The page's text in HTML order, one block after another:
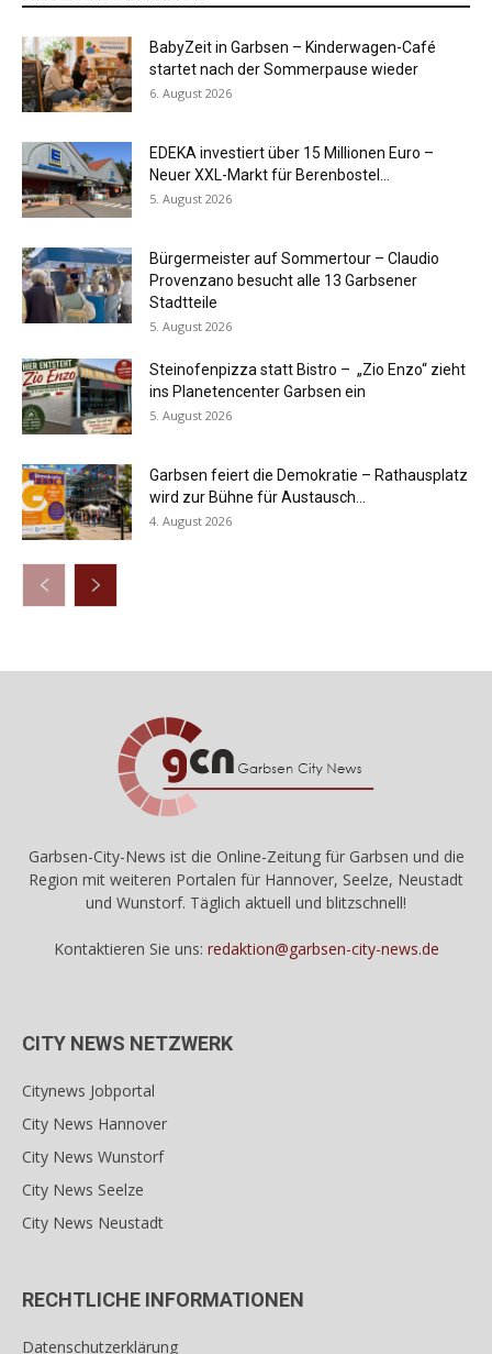
BabyZeit in Garbsen – Kinderwagen-Café
startet nach der Sommerpause wieder
6. August 2026
EDEKA investiert über 15 Millionen Euro –
Neuer XXL-Markt für Berenbostel...
5. August 2026
Bürgermeister auf Sommertour – Claudio
Provenzano besucht alle 13 Garbsener
Stadtteile
5. August 2026
Steinofenpizza statt Bistro – „Zio Enzo“ zieht
ins Planetencenter Garbsen ein
5. August 2026
Garbsen feiert die Demokratie – Rathausplatz
wird zur Bühne für Austausch...
4. August 2026
Garbsen-City-News ist die Online-Zeitung für Garbsen und die
Region mit weiteren Portalen für Hannover, Seelze, Neustadt
und Wunstorf. Täglich aktuell und blitzschnell!
Kontaktieren Sie uns: redaktion@garbsen-city-news.de
CITY NEWS NETZWERK
Citynews Jobportal
City News Hannover
City News Wunstorf
City News Seelze
City News Neustadt
RECHTLICHE INFORMATIONEN
Datenschutzerklärung